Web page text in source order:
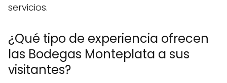
servicios.
¿Qué tipo de experiencia ofrecen
las Bodegas Monteplata a sus
visitantes?